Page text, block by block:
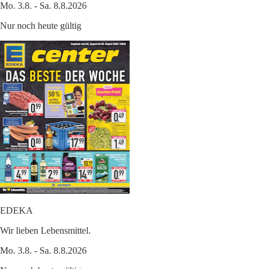
Mo. 3.8. - Sa. 8.8.2026
Nur noch heute gültig
EDEKA
Wir lieben Lebensmittel.
Mo. 3.8. - Sa. 8.8.2026